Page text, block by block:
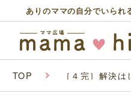
ありのママの自分でいられ
TOP ［４完］解決
と。学校が怖く